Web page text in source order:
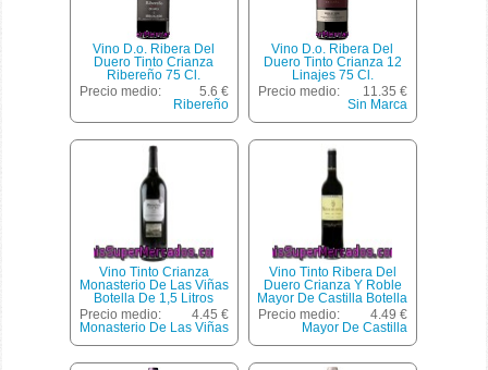
Vino D.o. Ribera Del
Duero Tinto Crianza
Ribereño 75 Cl.
Precio medio:
5.6 €
Ribereño
Vino D.o. Ribera Del
Duero Tinto Crianza 12
Linajes 75 Cl.
Precio medio:
11.35 €
Sin Marca
Vino Tinto Crianza
Monasterio De Las Viñas
Botella De 1,5 Litros
Precio medio:
4.45 €
Monasterio De Las Viñas
Vino Tinto Ribera Del
Duero Crianza Y Roble
Mayor De Castilla Botella
75 Centilitros
Precio medio:
4.49 €
Mayor De Castilla